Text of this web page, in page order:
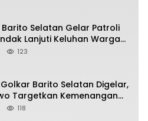
Barito Selatan Gelar Patroli
Lanjuti Keluhan Warga
Liar dan Remaja Nongkrong
123
Barito Selatan Digelar,
Targetkan Kemenangan
Pemilu Mendatang
118